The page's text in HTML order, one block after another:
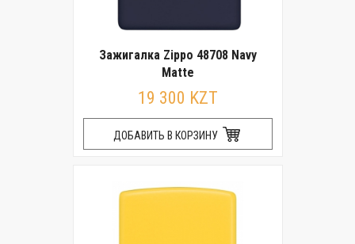
Зажигалка Zippo 48708 Navy
Matte
19 300 KZT
ДОБАВИТЬ В КОРЗИНУ